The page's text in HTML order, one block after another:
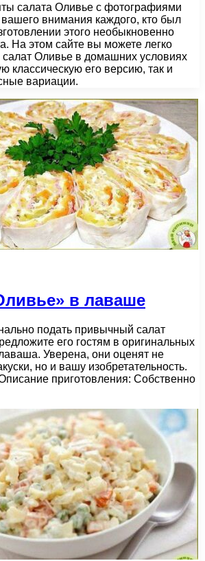
салата Оливье с фотографиями
внимания каждого, кто был
этого необыкновенно
На этом сайте вы можете легко
салат Оливье в домашних условиях
классическую его версию, так и
вариации.
в лаваше
подать привычный салат
его гостям в оригинальных
Уверена, они оценят не
но и вашу изобретательность.
приготовления: Собственно